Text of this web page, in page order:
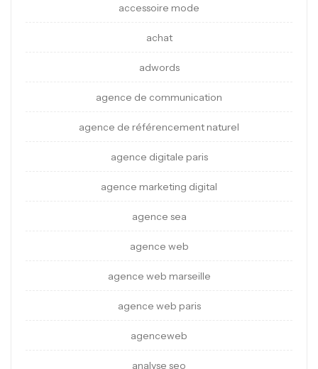
accessoire mode
achat
adwords
agence de communication
agence de référencement naturel
agence digitale paris
agence marketing digital
agence sea
agence web
agence web marseille
agence web paris
agenceweb
analyse seo